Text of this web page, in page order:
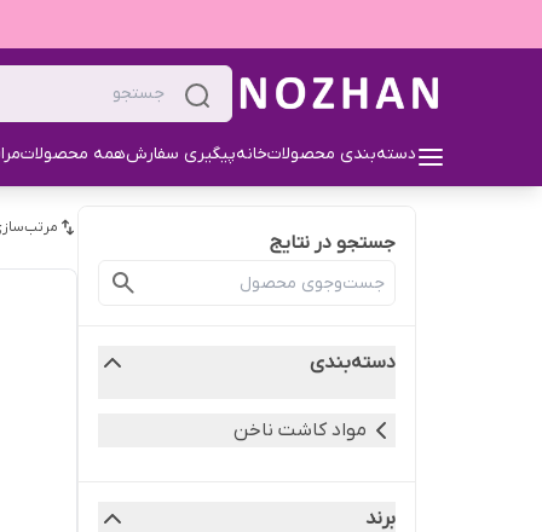
دسته‌بندی محصولاتخانهپیگیری سفارشهمه محصولات
جستجو در نتایج
دسته‌بندی
مواد کاشت ناخن
برند